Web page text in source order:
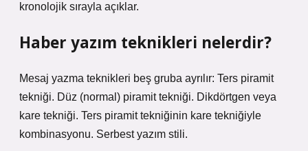
kronolojik sırayla açıklar.
Haber yazım teknikleri nelerdir?
Mesaj yazma teknikleri beş gruba ayrılır: Ters piramit
tekniği. Düz (normal) piramit tekniği. Dikdörtgen veya
kare tekniği. Ters piramit tekniğinin kare tekniğiyle
kombinasyonu. Serbest yazım stili.